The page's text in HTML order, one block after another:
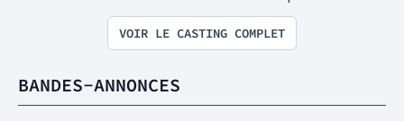
VOIR LE CASTING COMPLET
BANDES-ANNONCES